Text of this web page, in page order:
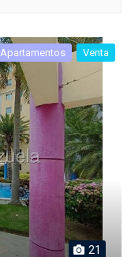
Apartamentos Venta
21